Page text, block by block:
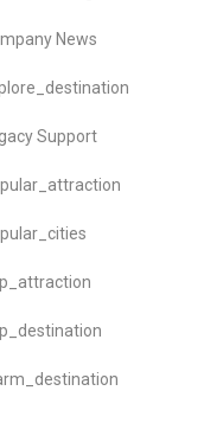
News
Support